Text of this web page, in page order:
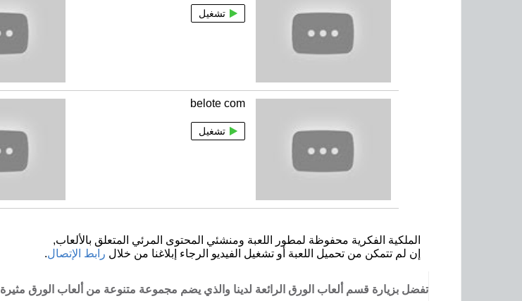
تشغيل
belote com
تشغيل
الملكية الفكرية محفوظة لمطور اللعبة ومنشئي المحتوى المرئي المتعلق بالألعاب,
إن لم تتمكن من تحميل اللعبة أو تشغيل الفيديو الرجاء إبلاغنا من خلال رابط الإتصال.
تفضل بزيارة قسم ألعاب الورق الرائعة لدينا والذي يضم مجموعة متنوعة من ألعاب الورق مثيرة